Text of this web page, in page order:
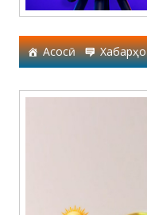
Асосӣ Хабарҳо